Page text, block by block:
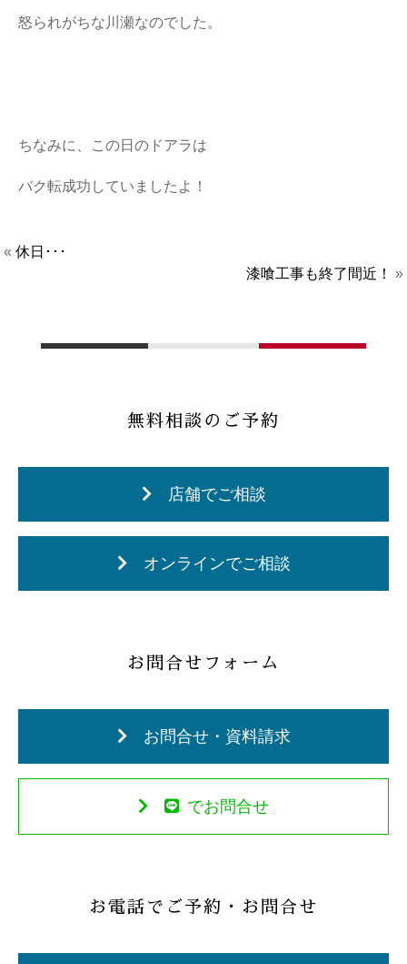
怒られがちな川瀬なのでした。
ちなみに、この日のドアラは
バク転成功していましたよ！
«休日･･･
漆喰工事も終了間近！
»
無料相談のご予約
店舗でご相談
オンラインでご相談
お問合せフォーム
お問合せ・資料請求
でお問合せ
お電話でご予約・お問合せ